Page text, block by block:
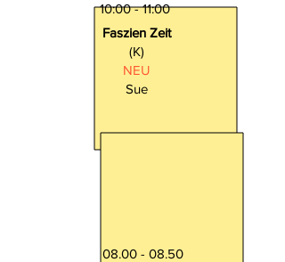
10:00 - 11:00
Faszien Zeit
(K)
NEU
Sue
08.00 - 08.50